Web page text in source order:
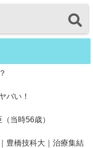
バい！
当時56歳）
豊橋技科大｜治療集結